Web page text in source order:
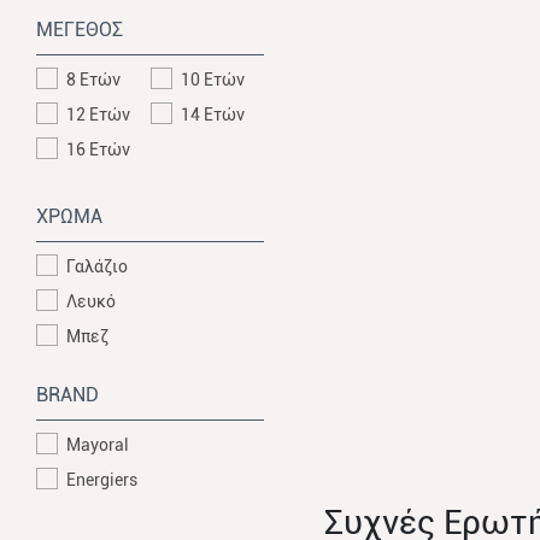
ΜΕΓΕΘΟΣ
8 Ετών
10 Ετών
12 Ετών
14 Ετών
16 Ετών
ΧΡΩΜΑ
Γαλάζιο
Λευκό
Μπεζ
BRAND
Mayoral
Energiers
Συχνές